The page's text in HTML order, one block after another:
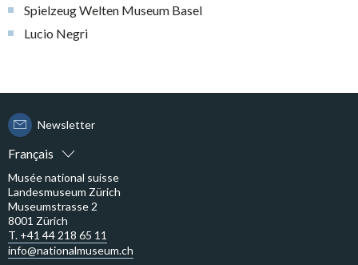
Spielzeug Welten Museum Basel
Lucio Negri
Français
Newsletter
Musée national suisse
Landesmuseum Zürich
Museumstrasse 2
8001 Zürich
T. +41 44 218 65 11
info@nationalmuseum.ch